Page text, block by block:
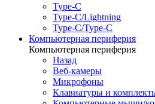
Type-C
Type-C/Lightning
Type-C/Type-C
Компьютерная периферия
Компьютерная периферия
Назад
Веб-камеры
Микрофоны
Клавиатуры и